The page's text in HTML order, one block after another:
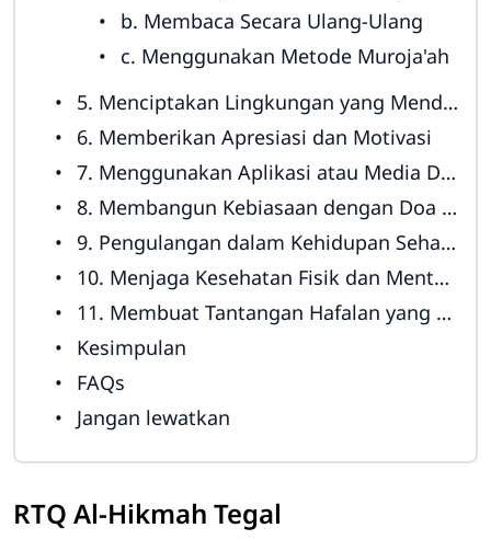
b. Membaca Secara Ulang-Ulang
c. Menggunakan Metode Muroja'ah
5. Menciptakan Lingkungan yang Mendukung
6. Memberikan Apresiasi dan Motivasi
7. Menggunakan Aplikasi atau Media Digital
8. Membangun Kebiasaan dengan Doa dan Dzikir
9. Pengulangan dalam Kehidupan Sehari-hari
10. Menjaga Kesehatan Fisik dan Mental Anak
11. Membuat Tantangan Hafalan yang Menyenangkan
Kesimpulan
FAQs
Jangan lewatkan
RTQ Al-Hikmah Tegal